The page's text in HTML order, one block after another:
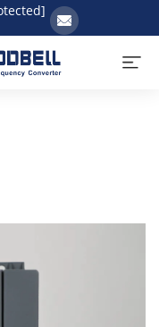
[email protected]